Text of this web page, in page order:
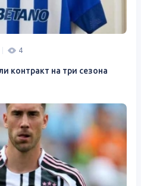
4
контракт на три сезона